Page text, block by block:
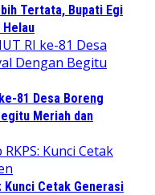
Tertata, Bupati Egi
Helau
81 Desa Boreng
Meriah dan
Kunci Cetak Generasi